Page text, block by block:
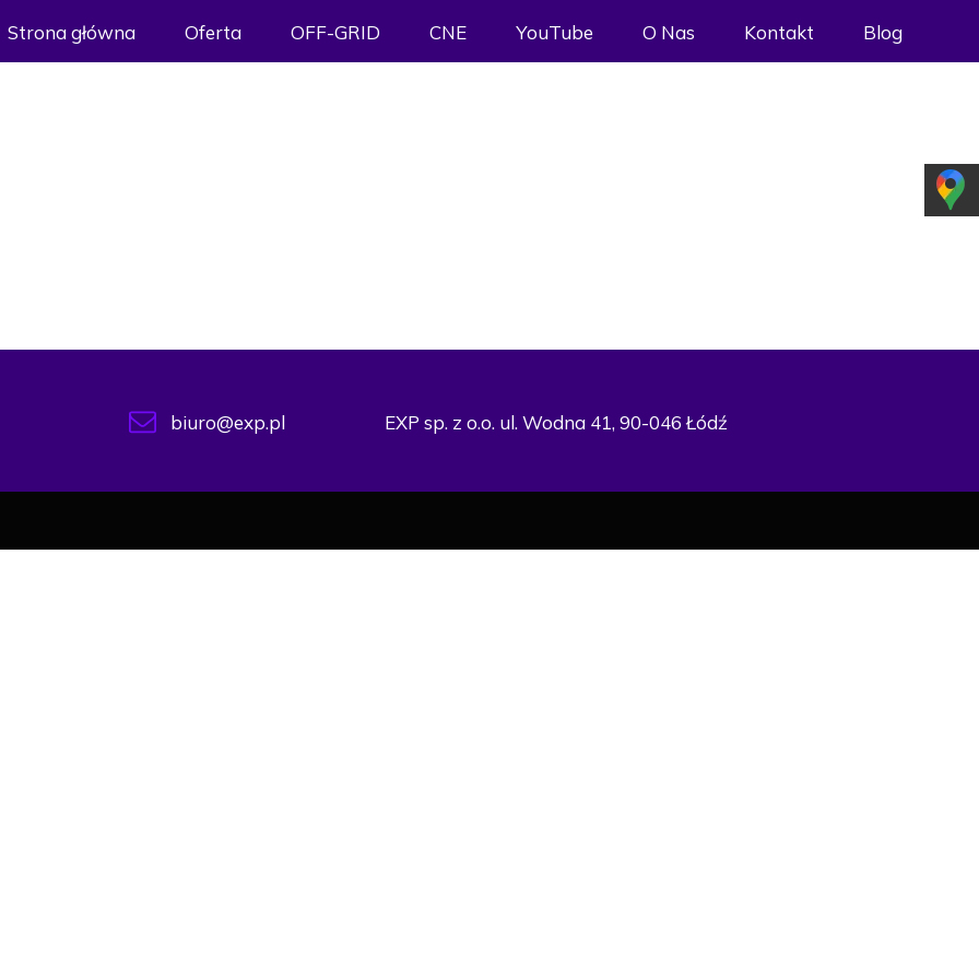
Strona główna Oferta OFF-GRID CNE YouTube O Nas Kontakt Blog
EXP sp. z o.o. ul. Wodna 41, 90-046 Łódź
biuro@exp.pl